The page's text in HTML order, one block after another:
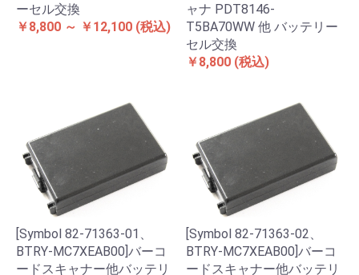
ーセル交換
￥8,800 ～ ￥12,100 (税込)
ャナ PDT8146-
T5BA70WW 他 バッテリー
セル交換
￥8,800 (税込)
[Symbol 82-71363-01、
BTRY-MC7XEAB00]バーコ
ードスキャナー他バッテリ
[Symbol 82-71363-02、
BTRY-MC7XEAB00]バーコ
ードスキャナー他バッテリ